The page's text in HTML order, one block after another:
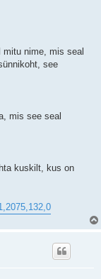
nime, mis seal
see
mis see seal
kuskilt, kus on